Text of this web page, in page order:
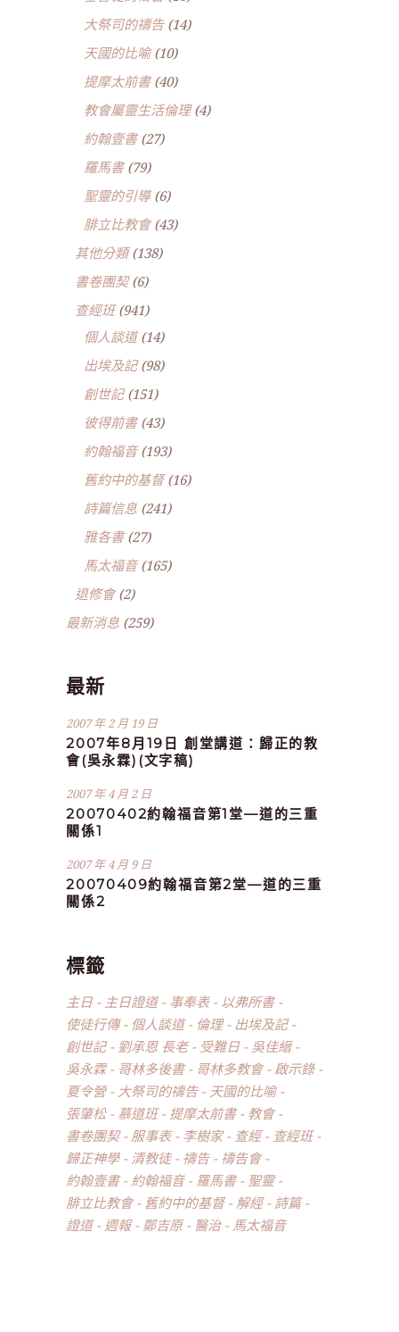
大祭司的禱告(14)
天國的比喻(10)
提摩太前書(40)
教會屬靈生活倫理(4)
約翰壹書(27)
羅馬書(79)
聖靈的引導(6)
腓立比教會(43)
其他分類(138)
書卷團契(6)
查經班(941)
個人談道(14)
出埃及記(98)
創世記(151)
彼得前書(43)
約翰福音(193)
舊約中的基督(16)
詩篇信息 (241)
雅各書(27)
馬太福音(165)
退修會(2)
最新消息 (259)
最新
2007 年 2 月 19 日
2007年8月19日 創堂講道：歸正的教
會(吳永霖)(文字稿)
2007 年 4 月 2 日
20070402約翰福音第1堂—道的三重
關係1
2007 年 4 月 9 日
20070409約翰福音第2堂—道的三重
關係2
標籤
主日 主日證道 事奉表
以弗所書
使徒行傳
個人談道 倫理
出埃及記
創世記
劉承恩 長老 受難日
吳佳縉
吳永霖
哥林多後書 哥林多教會
啟示錄
夏令營
大祭司的禱告
天國的比喻
張肇松
慕道班 提摩太前書
教會
書卷團契
服事表 李樹家 查經
查經班
歸正神學
清教徒 禱告
禱告會
約翰壹書
約翰福音 羅馬書
聖靈
腓立比教會
舊約中的基督 解經
詩篇
證道
週報 鄭吉原 醫治 馬太福音